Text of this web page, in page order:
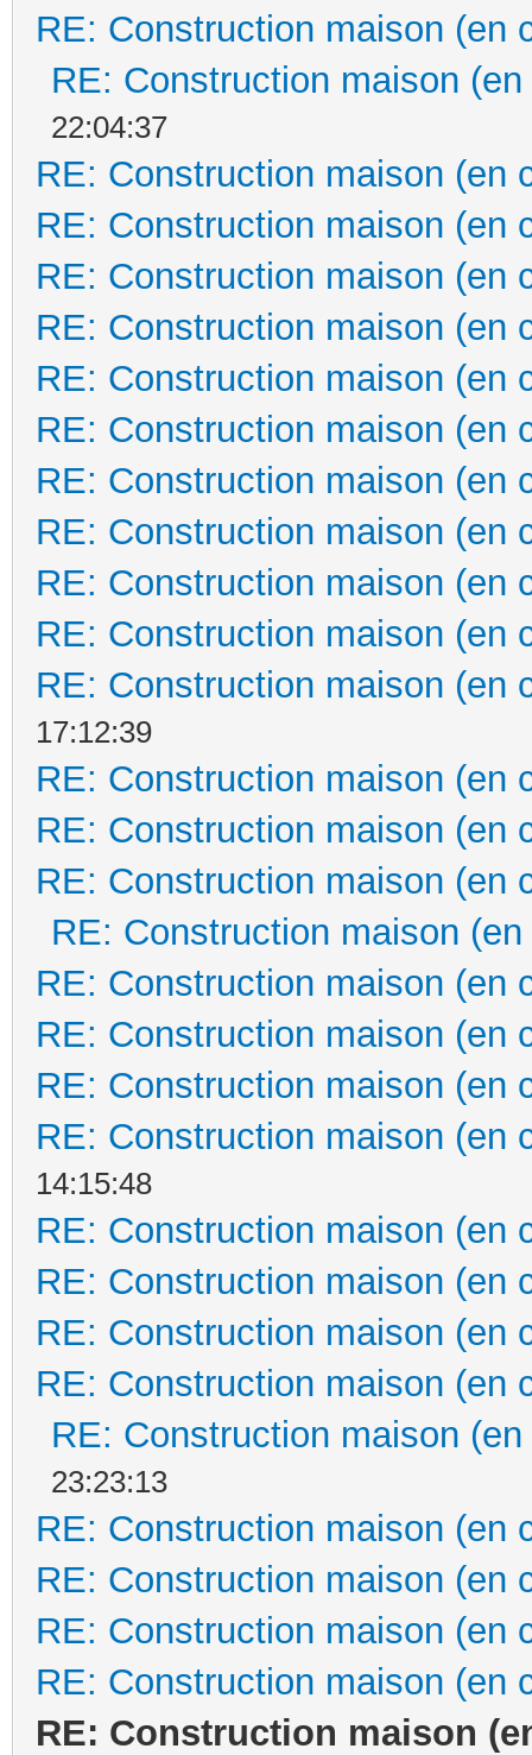
RE: Construction maison (en
RE: Construction maison
22:04:37
RE: Construction maison (en
RE: Construction maison (en
RE: Construction maison (en
RE: Construction maison (en
RE: Construction maison (en
RE: Construction maison (en
RE: Construction maison (en
RE: Construction maison (en
RE: Construction maison (en
RE: Construction maison (en
RE: Construction maison (en
17:12:39
RE: Construction maison (en
RE: Construction maison (en
RE: Construction maison (en
RE: Construction maison
RE: Construction maison (en
RE: Construction maison (en
RE: Construction maison (en
RE: Construction maison (en
14:15:48
RE: Construction maison (en
RE: Construction maison (en
RE: Construction maison (en
RE: Construction maison (en
RE: Construction maison
23:23:13
RE: Construction maison (en
RE: Construction maison (en
RE: Construction maison (en
RE: Construction maison (en
RE: Construction maison